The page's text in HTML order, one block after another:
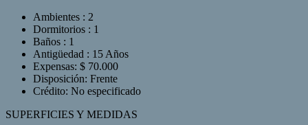
Ambientes : 2
Dormitorios : 1
Baños : 1
Antigüedad : 15 Años
Expensas: $ 70.000
Disposición: Frente
Crédito: No especificado
SUPERFICIES Y MEDIDAS